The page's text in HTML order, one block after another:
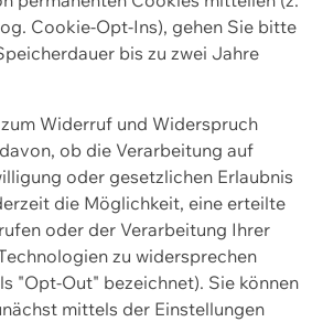
Cookie-Opt-Ins), gehen Sie bitte
bis zu zwei Jahre
Widerruf und Widerspruch
ob die Verarbeitung auf
oder gesetzlichen Erlaubnis
die Möglichkeit, eine erteilte
oder der Verarbeitung Ihrer
zu widersprechen
"Opt-Out" bezeichnet). Sie können
mittels der Einstellungen